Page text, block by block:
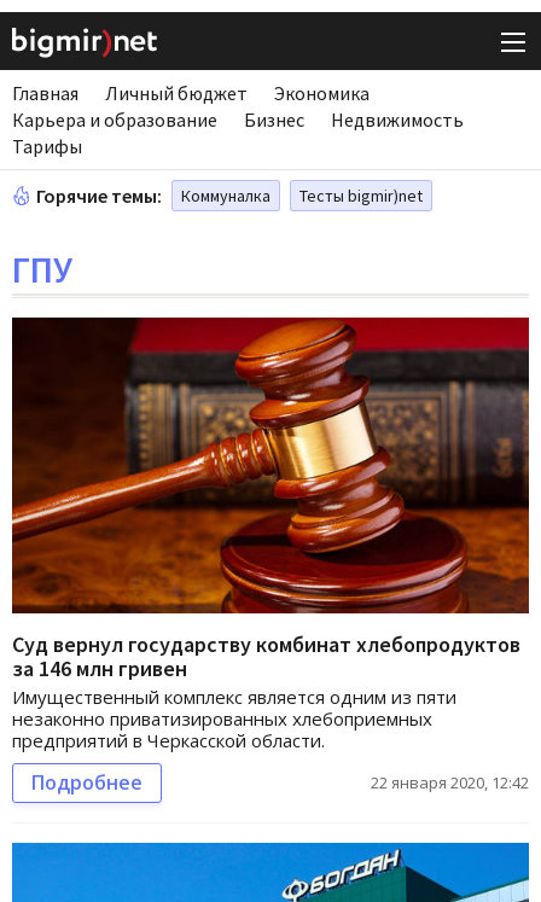
Главная Личный бюджет
Экономика
Карьера и образование
Бизнес
Недвижимость
Тарифы
Горячие темы: Коммуналка Тесты bigmir)net
ГПУ
Суд вернул государству комбинат хлебопродуктов
за 146 млн гривен
Имущественный комплекс является одним из пяти
незаконно приватизированных хлебоприемных
предприятий в Черкасской области.
Подробнее 22 января 2020, 12:42